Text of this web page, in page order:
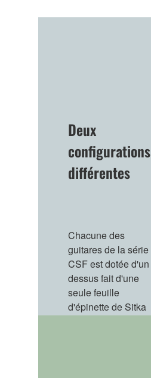
Deux
configurations
différentes
Chacune des
guitares de la série
CSF est dotée d'un
dessus fait d'une
seule feuille
d'épinette de Sitka